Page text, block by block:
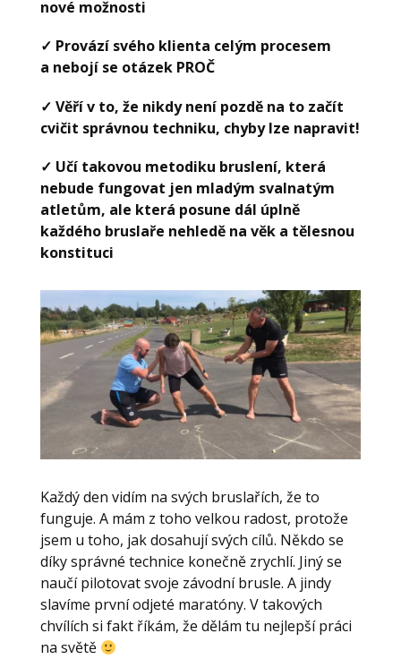
nové možnosti
✓ Provází svého klienta celým procesem
a nebojí se otázek PROČ
✓ Věří v to, že nikdy není pozdě na to začít
cvičit správnou techniku, chyby lze napravit!
✓ Učí takovou metodiku bruslení, která
nebude fungovat jen mladým svalnatým
atletům, ale která posune dál úplně
každého bruslaře nehledě na věk a tělesnou
konstituci
Každý den vidím na svých bruslařích, že to
funguje. A mám z toho velkou radost, protože
jsem u toho, jak dosahují svých cílů. Někdo se
díky správné technice konečně zrychlí. Jiný se
naučí pilotovat svoje závodní brusle. A jindy
slavíme první odjeté maratóny. V takových
chvílích si fakt říkám, že dělám tu nejlepší práci
na světě